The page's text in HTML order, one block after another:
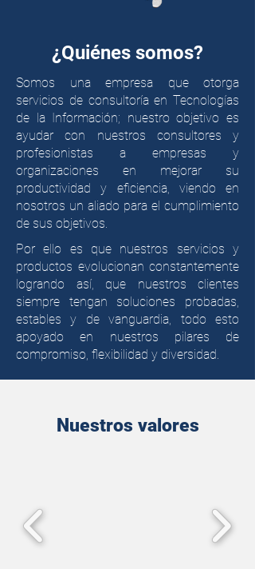
¿Quiénes somos?
Somos una empresa que otorga
servicios de consultoría en Tecnologías
de la Información; nuestro objetivo es
ayudar con nuestros consultores y
profesionistas a empresas y
organizaciones en mejorar su
productividad y eficiencia, viendo en
nosotros un aliado para el cumplimiento
de sus objetivos.
Por ello es que nuestros servicios y
productos evolucionan constantemente
logrando así, que nuestros clientes
siempre tengan soluciones probadas,
estables y de vanguardia, todo esto
apoyado en nuestros pilares de
compromiso, flexibilidad y diversidad.
Nuestros valores